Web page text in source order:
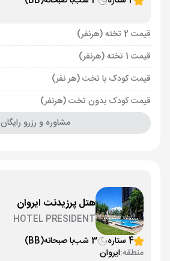
قیمت 2 تخته (هرنفر)
قیمت 1 تخته (هرنفر)
قیمت کودک با تخت (هر نفر)
قیمت کودک بدون تخت (هرنفر)
مشاوره و رزرو رایگان
هتل پرزیدنت ایروان
HOTEL PRESIDENT
4 ستاره
3 شب با صبحانه(BB)
منطقه:ایروان